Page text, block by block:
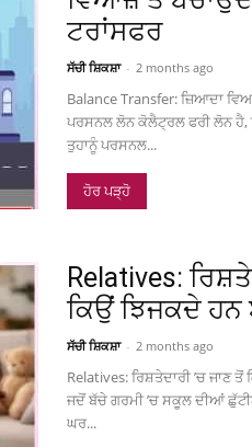
ਟਰਾਂਸਫਰ
ਸੱਚੀ ਸ਼ਿਕਸ਼ਾ - 2 months ago
Balance Transfer: ਜ਼ਿਆਦਾ
ਪਰਸਨਲ ਲੋਨ ਕੋਲੈਟ੍ਰਲ ਫਰੀ ਲੋਨ
ਤੁਹਾਨੂੰ ਪਰਸਨਲ...
ਹੋਰ ਪੜ੍ਹੋ
Relatives:
ਕਿਉਂ ਝਿਜਕਦੇ ਹਨ
ਸੱਚੀ ਸ਼ਿਕਸ਼ਾ - 2 months ago
Relatives: ਰਿਸ਼ਤੇਦਾਰੀ ’ਚ ਜਾਣ
ਜਦੋਂ ਬੱਚੇ ਗਰਮੀ ’ਚ ਸਕੂਲ ਦੀਆਂ
ਘਰ...